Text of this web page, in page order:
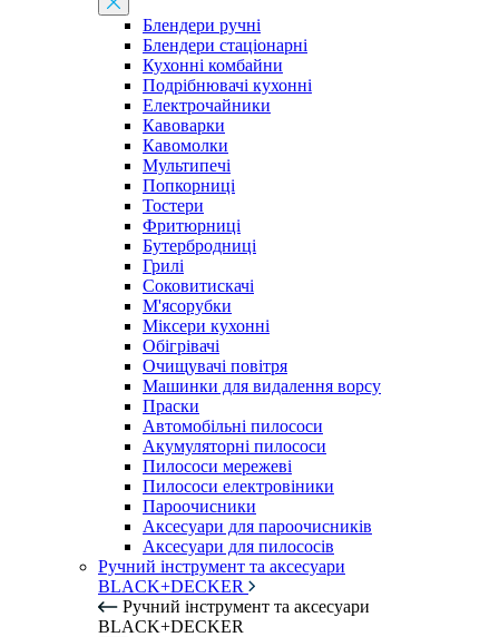
Блендери ручні
Блендери стаціонарні
Кухонні комбайни
Подрібнювачі кухонні
Електрочайники
Кавоварки
Кавомолки
Мультипечі
Попкорниці
Тостери
Фритюрниці
Бутербродниці
Грилі
Соковитискачі
М'ясорубки
Міксери кухонні
Обігрівачі
Очищувачі повітря
Машинки для видалення ворсу
Праски
Автомобільні пилососи
Акумуляторні пилососи
Пилососи мережеві
Пилососи електровіники
Пароочисники
Аксесуари для пароочисників
Аксесуари для пилососів
Ручний інструмент та аксесуари
BLACK+DECKER
Ручний інструмент та аксесуари
BLACK+DECKER